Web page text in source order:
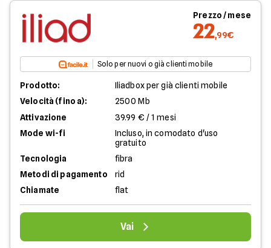
Prezzo / mese
22,99€
Solo per nuovi o già clienti mobile
Prodotto:
Iliadbox per già clienti mobile
Velocità (fino a):
2500 Mb
Attivazione
39.99 € / 1 mesi
Mode wi-fi
Incluso, in comodato d'uso
gratuito
Tecnologia
fibra
Metodi di pagamento
rid
Chiamate
flat
Vai